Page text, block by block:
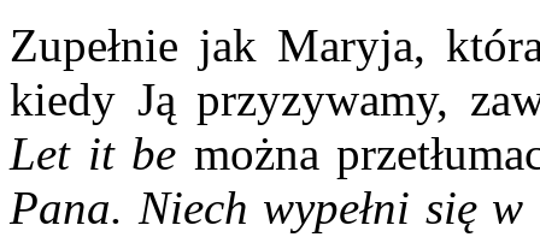
Zupełnie jak Maryja,
kiedy Ją przyzywamy,
Let it be można
Pana. Niech wypełni się